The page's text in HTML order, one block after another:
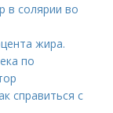
в солярии во
жира.
по
справиться с